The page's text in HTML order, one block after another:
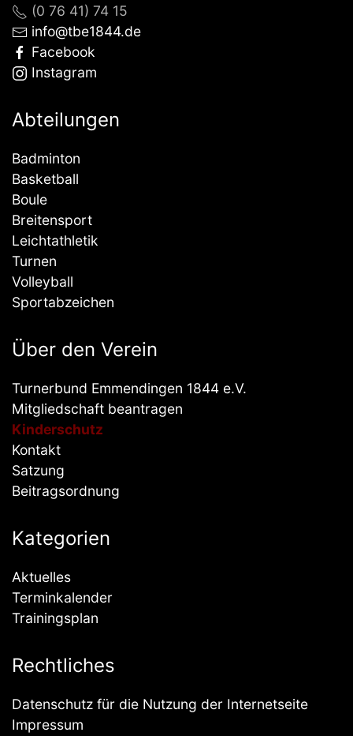
(0 76 41) 74 15
info@tbe1844.de
Facebook
Instagram
Abteilungen
Badminton
Basketball
Boule
Breitensport
Leichtathletik
Turnen
Volleyball
Sportabzeichen
Über den Verein
Turnerbund Emmendingen 1844 e.V.
Mitgliedschaft beantragen
Kinderschutz
Kontakt
Satzung
Beitragsordnung
Kategorien
Aktuelles
Terminkalender
Trainingsplan
Rechtliches
Datenschutz für die Nutzung der Internetseite
Impressum